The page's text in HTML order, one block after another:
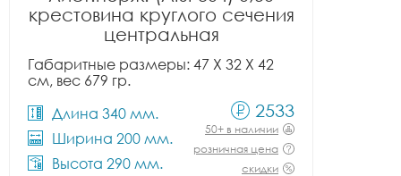
крестовина круглого сечения
центральная
Габаритные размеры: 47 X 32 X 42
см, вес 679 гр.
Длина 340 мм.
Ширина 200 мм.
Высота 290 мм.
2533
50+ в наличии
розничная цена
скидки